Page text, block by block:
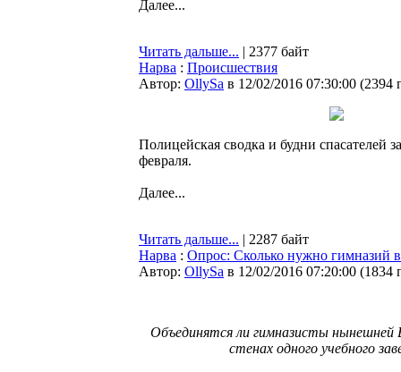
Далее...
Читать дальше... | 2377 байт
Нарва : Происшествия
Автор: OllySa в 12/02/2016 07:30:00 (2394
Полицейская сводка и будни спасателей
февраля.
Далее...
Читать дальше... | 2287 байт
Нарва : Опрос: Сколько нужно гимназий
Автор: OllySa в 12/02/2016 07:20:00 (1834
Объединятся ли гимназисты нынешней
стенах одного учебного